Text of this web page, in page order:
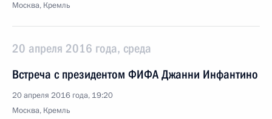
Москва, Кремль
20 апреля 2016 года, среда
Встреча с президентом ФИФА Джанни Инфантино
20 апреля 2016 года, 19:20
Москва, Кремль